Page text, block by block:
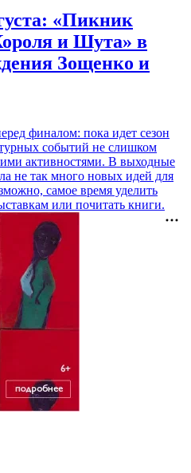
«Пикник
и Шута» в
Зощенко и
финалом: пока идет сезон
событий не слишком
активностями. В выходные
не так много новых идей для
самое время уделить
или почитать книги.